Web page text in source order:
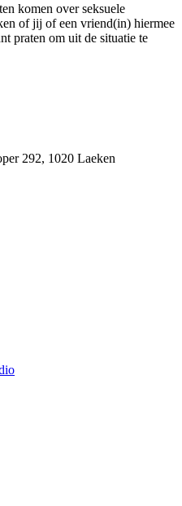
komen over seksuele
of jij of een vriend(in) hiermee
praten om uit de situatie te
292, 1020 Laeken